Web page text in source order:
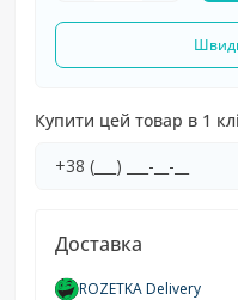
Купити цей товар в 1
Доставка
ROZETKA Delivery